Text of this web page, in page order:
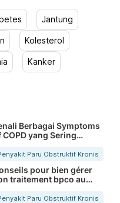
Jantung
Kolesterol
Kanker
Berbagai Symptoms
COPD yang Sering
Paru Obstruktif Kronis
pour bien gérer
traitement bpco au
Paru Obstruktif Kronis